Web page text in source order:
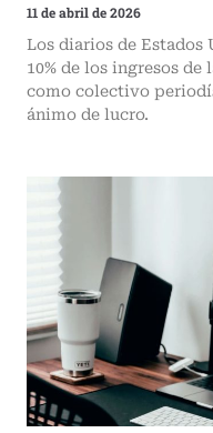
11 de abril de 2026
Los diarios de Estados
10% de los ingresos de
como colectivo
ánimo de lucro.